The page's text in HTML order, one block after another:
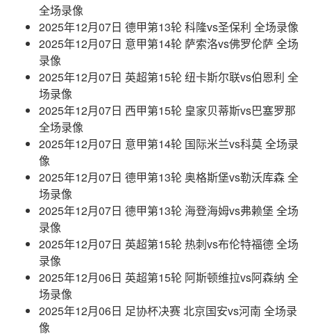
全场录像
2025年12月07日 德甲第13轮 科隆vs圣保利 全场录像
2025年12月07日 意甲第14轮 萨索洛vs佛罗伦萨 全场
录像
2025年12月07日 英超第15轮 纽卡斯尔联vs伯恩利 全
场录像
2025年12月07日 西甲第15轮 皇家贝蒂斯vs巴塞罗那
全场录像
2025年12月07日 意甲第14轮 国际米兰vs科莫 全场录
像
2025年12月07日 德甲第13轮 奥格斯堡vs勒沃库森 全
场录像
2025年12月07日 德甲第13轮 海登海姆vs弗赖堡 全场
录像
2025年12月07日 英超第15轮 热刺vs布伦特福德 全场
录像
2025年12月06日 英超第15轮 阿斯顿维拉vs阿森纳 全
场录像
2025年12月06日 足协杯决赛 北京国安vs河南 全场录
像